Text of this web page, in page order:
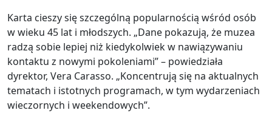
Karta cieszy się szczególną popularnością wśród osób
w wieku 45 lat i młodszych. „Dane pokazują, że muzea
radzą sobie lepiej niż kiedykolwiek w nawiązywaniu
kontaktu z nowymi pokoleniami” – powiedziała
dyrektor, Vera Carasso. „Koncentrują się na aktualnych
tematach i istotnych programach, w tym wydarzeniach
wieczornych i weekendowych”.